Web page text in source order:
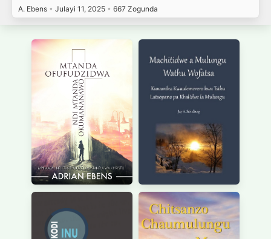
A. Ebens • Julayi 11, 2025 • 667 Zogunda